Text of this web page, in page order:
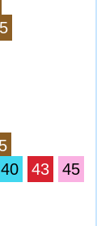
40 43
45